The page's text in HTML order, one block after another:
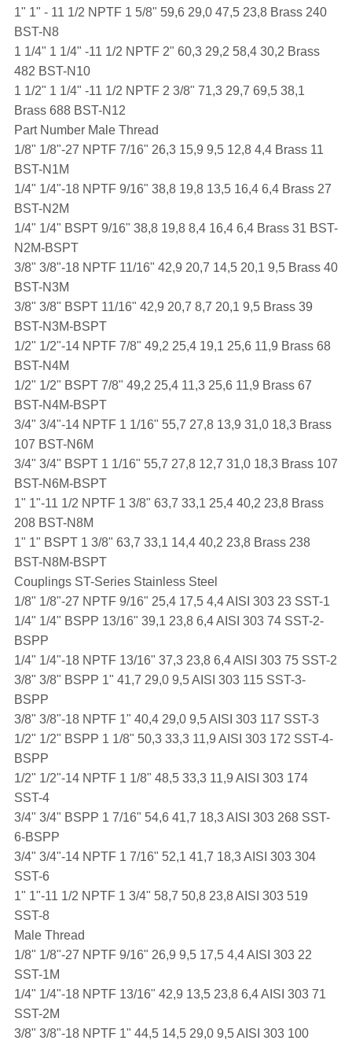
1" 1" - 11 1/2 NPTF 1 5/8" 59,6 29,0 47,5 23,8 Brass 240
BST-N8
1 1/4" 1 1/4" -11 1/2 NPTF 2" 60,3 29,2 58,4 30,2 Brass
482 BST-N10
1 1/2" 1 1/4" -11 1/2 NPTF 2 3/8" 71,3 29,7 69,5 38,1
Brass 688 BST-N12
Part Number Male Thread
1/8" 1/8"-27 NPTF 7/16" 26,3 15,9 9,5 12,8 4,4 Brass 11
BST-N1M
1/4" 1/4"-18 NPTF 9/16" 38,8 19,8 13,5 16,4 6,4 Brass 27
BST-N2M
1/4" 1/4" BSPT 9/16" 38,8 19,8 8,4 16,4 6,4 Brass 31 BST-
N2M-BSPT
3/8" 3/8"-18 NPTF 11/16" 42,9 20,7 14,5 20,1 9,5 Brass 40
BST-N3M
3/8" 3/8" BSPT 11/16" 42,9 20,7 8,7 20,1 9,5 Brass 39
BST-N3M-BSPT
1/2" 1/2"-14 NPTF 7/8" 49,2 25,4 19,1 25,6 11,9 Brass 68
BST-N4M
1/2" 1/2" BSPT 7/8" 49,2 25,4 11,3 25,6 11,9 Brass 67
BST-N4M-BSPT
3/4" 3/4"-14 NPTF 1 1/16" 55,7 27,8 13,9 31,0 18,3 Brass
107 BST-N6M
3/4" 3/4" BSPT 1 1/16" 55,7 27,8 12,7 31,0 18,3 Brass 107
BST-N6M-BSPT
1" 1"-11 1/2 NPTF 1 3/8" 63,7 33,1 25,4 40,2 23,8 Brass
208 BST-N8M
1" 1" BSPT 1 3/8" 63,7 33,1 14,4 40,2 23,8 Brass 238
BST-N8M-BSPT
Couplings ST-Series Stainless Steel
1/8" 1/8"-27 NPTF 9/16" 25,4 17,5 4,4 AISI 303 23 SST-1
1/4" 1/4" BSPP 13/16" 39,1 23,8 6,4 AISI 303 74 SST-2-
BSPP
1/4" 1/4"-18 NPTF 13/16" 37,3 23,8 6,4 AISI 303 75 SST-2
3/8" 3/8" BSPP 1" 41,7 29,0 9,5 AISI 303 115 SST-3-
BSPP
3/8" 3/8"-18 NPTF 1" 40,4 29,0 9,5 AISI 303 117 SST-3
1/2" 1/2" BSPP 1 1/8" 50,3 33,3 11,9 AISI 303 172 SST-4-
BSPP
1/2" 1/2"-14 NPTF 1 1/8" 48,5 33,3 11,9 AISI 303 174
SST-4
3/4" 3/4" BSPP 1 7/16" 54,6 41,7 18,3 AISI 303 268 SST-
6-BSPP
3/4" 3/4"-14 NPTF 1 7/16" 52,1 41,7 18,3 AISI 303 304
SST-6
1" 1"-11 1/2 NPTF 1 3/4" 58,7 50,8 23,8 AISI 303 519
SST-8
Male Thread
1/8" 1/8"-27 NPTF 9/16" 26,9 9,5 17,5 4,4 AISI 303 22
SST-1M
1/4" 1/4"-18 NPTF 13/16" 42,9 13,5 23,8 6,4 AISI 303 71
SST-2M
3/8" 3/8"-18 NPTF 1" 44,5 14,5 29,0 9,5 AISI 303 100